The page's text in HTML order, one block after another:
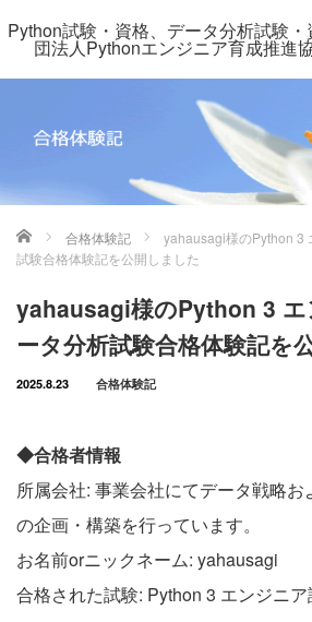
Python試験・資格、データ分析試験
団法人Pythonエンジニア育成推進
ホーム 合格体験記
yahausagi様のPython 3
試験合格体験記を公開しました
yahausagi様のPython 3
ータ分析試験合格体験記を
2025.8.23 合格体験記
◆合格者情報
所属会社: 事業会社にてデータ戦略
の企画・構築を行っています。
お名前orニックネーム: yahausagi
合格された試験: Python 3 エンジニ